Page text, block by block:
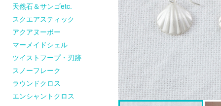
天然石＆サンゴetc.
スクエアスティック
アクアヌーボー
マーメイドシェル
ツイストフープ・刃跡
スノーフレーク
ラウンドクロス
エンシャントクロス